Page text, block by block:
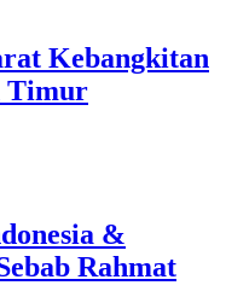
Kebangkitan
Timur
&
Rahmat